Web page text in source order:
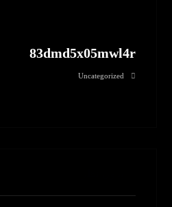
83dmd5x05mwl4r
Uncategorized